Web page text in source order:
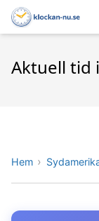
Aktuell tid
Hem